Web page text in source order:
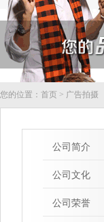
您的位置： 首页 > 广告拍摄
公司简介
公司文化
公司荣誉